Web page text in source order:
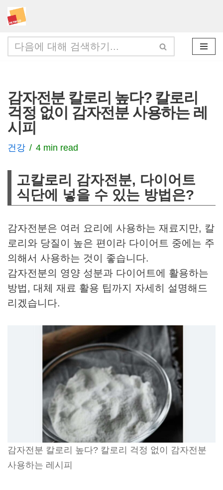
콘
텐
츠
너
뛰
기
감자전분 칼로리 높다? 칼로리
걱정 없이 감자전분 사용하는 레
시피
건강 4 min read
고칼로리 감자전분, 다이어트
식단에 넣을 수 있는 방법은?
감자전분은 여러 요리에 사용하는 재료지만, 칼
로리와 당질이 높은 편이라 다이어트 중에는 주
의해서 사용하는 것이 좋습니다.
감자전분의 영양 성분과 다이어트에 활용하는
방법, 대체 재료 활용 팁까지 자세히 설명해드
리겠습니다.
감자전분 칼로리 높다? 칼로리 걱정 없이 감자전분
사용하는 레시피